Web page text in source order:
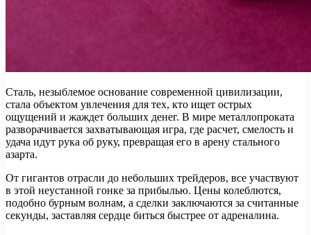
Сталь, незыблемое основание современной цивилизации,
стала объектом увлечения для тех, кто ищет острых
ощущений и жаждет больших денег. В мире металлопроката
разворачивается захватывающая игра, где расчет, смелость и
удача идут рука об руку, превращая его в арену стального
азарта.
От гигантов отрасли до небольших трейдеров, все участвуют
в этой неустанной гонке за прибылью. Цены колеблются,
подобно бурным волнам, а сделки заключаются за считанные
секунды, заставляя сердце биться быстрее от адреналина.